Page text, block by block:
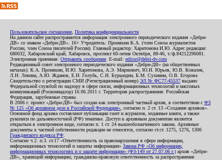
Пользовательское соглашение Политика конфиденциальности
На данном сайте распространяется информация электронного периодического издания «Дебри-
ДВ» со знаком «Дебри-ДВ». 16+ Учредитель: Пронякин К.А. (член Союза журналистов
России, член Союза писателей России). Главный редактор: Харитонова И.Ю. Адрес редакции:
680032, Хабаровский край, Хабаровск, проспект 60-летия Октября, 88-46, т./ф.84212296081.
Электронная приемная: Отправить сообщение . E-mail: editor@debri-dv.com
Редакционный совет электронного периодического издания «Дебри-ДВ» (на общественных
началах): К.А. Пронякин, И.Ю. Харитонова, А.Э. Мирмович, Ю.Н. Юрьев, Ю.В. Ковалев,
Л.Н. Левина, А.Ю. Жданов, Е.Н. Голубь, С.Н. Бурындин, Б.М. Сухинин, О.В. Егорова
Свидетельство о регистрации СМИ (Регистрационный номер) ЭЛ № ФС77-45537 выдано
Федеральной службой по надзору в сфере связи, информационных технологий и массовых
коммуникаций (Роскомнадзор) 16.06.2011 г. Территория распространения: Российская
Федерация, зарубежные страны.
В 2006 г. проект «Дебри-ДВ» был создан как электронный частный архив, в соответствии с ФЗ
№ 125 «Об архивном деле в Российской Федерации» , согласно п. 2 ст. 13 «Создание архивов».
Основной фонд архива составляют публикации газет и журналов, изданные книги, а также
рукописи по дальневосточной (РФ) тематике. Доступ к архивным документам является
открытым в электронном виде, согласно п. 1 ст. 24 вышеобозначенного закона. Архивные
документы к частной собственности редакции не относятся, согласно ст.ст. 1275, 1276, 1306
Гражданского кодекса РФ
Согласно ч.2. п.3. ст.17 «Ответственность за правонарушения в сфере информации,
информационных технологий и защиты информации» Закона РФ «Об информации,
информационных технологиях и о защите информации» (ФЗ-149 от 27.07.06 г.) архив «Дебри-
ДВ», хранящий информацию, гражданско-правовую ответственность за распространение